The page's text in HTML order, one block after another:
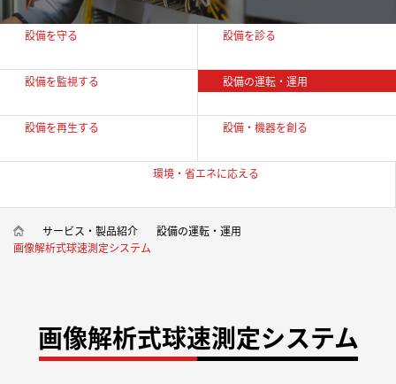
設備を守る 設備を診る
設備を監視する 設備の運転・運用
設備を再生する 設備・機器を創る
環境・省エネに応える
サービス・製品紹介
設備の運転・運用
画像解析式球速測定システム
画像解析式球速測定システム